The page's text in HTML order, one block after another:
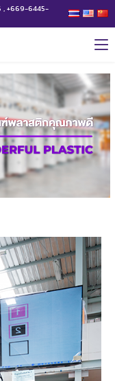
, +669-6445-